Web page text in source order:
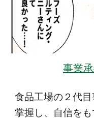
事業
食品工場の２代
掌握し、自信を